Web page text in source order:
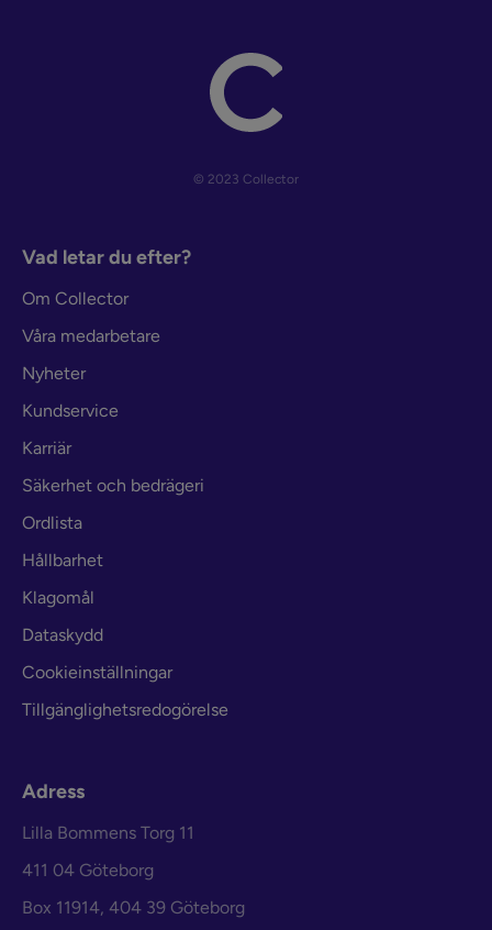
© 2023 Collector
Vad letar du efter?
Om Collector
Våra medarbetare
Nyheter
Kundservice
Karriär
Säkerhet och bedrägeri
Ordlista
Hållbarhet
Klagomål
Dataskydd
Cookieinställningar
Tillgänglighetsredogörelse
Adress
Lilla Bommens Torg 11
411 04 Göteborg
Box 11914, 404 39 Göteborg